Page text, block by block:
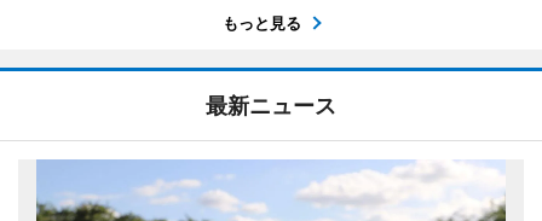
もっと見る
最新ニュース